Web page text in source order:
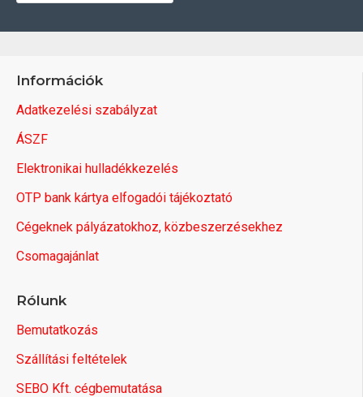
Információk
Adatkezelési szabályzat
ÁSZF
Elektronikai hulladékkezelés
OTP bank kártya elfogadói tájékoztató
Cégeknek pályázatokhoz, közbeszerzésekhez
Csomagajánlat
Rólunk
Bemutatkozás
Szállítási feltételek
SEBO Kft. cégbemutatása